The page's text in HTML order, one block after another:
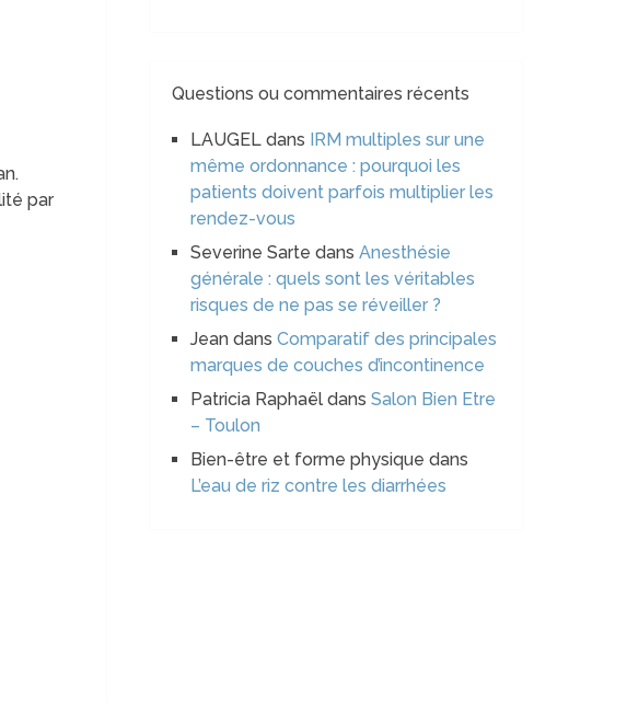
par
Questions ou commentaires récents
LAUGEL dans IRM multiples sur une
même ordonnance : pourquoi les
patients doivent parfois multiplier les
rendez-vous
Severine Sarte dansAnesthésie
générale : quels sont les véritables
risques de ne pas se réveiller ?
Jean dansComparatif des principales
marques de couches d’incontinence
Patricia Raphaël dansSalon Bien Etre
– Toulon
Bien-être et forme physique dans
L’eau de riz contre les diarrhées